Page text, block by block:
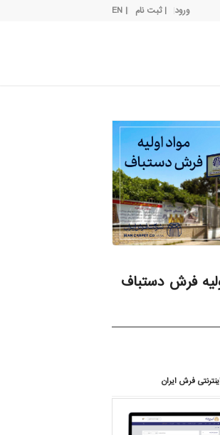
ورود | ثبت نام | EN
فرش دستباف
فرش ایران